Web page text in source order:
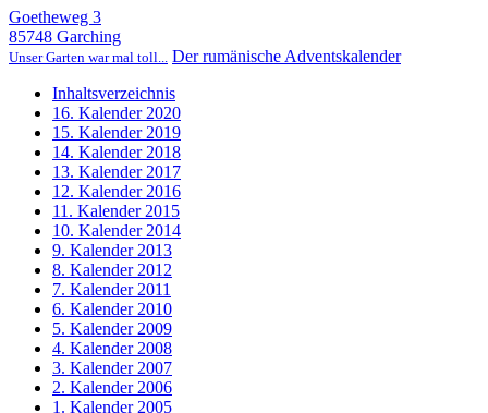
Goetheweg 3
85748 Garching
Unser Garten war mal toll... Der rumänische Adventskalender
Inhaltsverzeichnis
16. Kalender 2020
15. Kalender 2019
14. Kalender 2018
13. Kalender 2017
12. Kalender 2016
11. Kalender 2015
10. Kalender 2014
9. Kalender 2013
8. Kalender 2012
7. Kalender 2011
6. Kalender 2010
5. Kalender 2009
4. Kalender 2008
3. Kalender 2007
2. Kalender 2006
1. Kalender 2005